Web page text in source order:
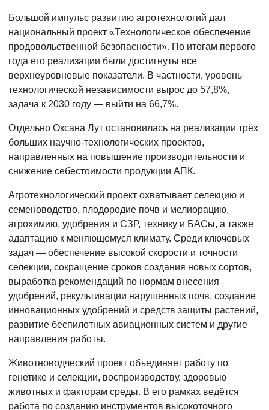
Большой импульс развитию агротехнологий дал
национальный проект «Технологическое обеспечение
продовольственной безопасности». По итогам первого
года его реализации были достигнуты все
верхнеуровневые показатели. В частности, уровень
технологической независимости вырос до 57,8%,
задача к 2030 году — выйти на 66,7%.
Отдельно Оксана Лут остановилась на реализации трёх
больших научно-технологических проектов,
направленных на повышение производительности и
снижение себестоимости продукции АПК.
Агротехнологический проект охватывает селекцию и
семеноводство, плодородие почв и мелиорацию,
агрохимию, удобрения и СЗР, технику и БАСы, а также
адаптацию к меняющемуся климату. Среди ключевых
задач — обеспечение высокой скорости и точности
селекции, сокращение сроков создания новых сортов,
выработка рекомендаций по нормам внесения
удобрений, рекультивации нарушенных почв, создание
инновационных удобрений и средств защиты растений,
развитие беспилотных авиационных систем и другие
направления работы.
Животноводческий проект объединяет работу по
генетике и селекции, воспроизводству, здоровью
животных и факторам среды. В его рамках ведётся
работа по созданию инструментов высокоточного